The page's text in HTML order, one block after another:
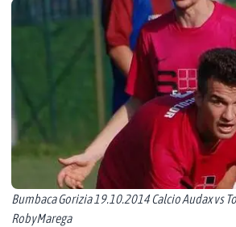
Bumbaca Gorizia 19.10.2014 Calcio Audax vs
RobyMarega